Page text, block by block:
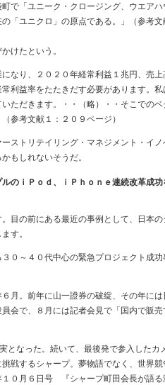
で「ユニーク・クロージング、ウエア
「ユニクロ」の原点である。」（参考文
けたという。
なり、２０２０年経常利益１兆円、売
利益率をたたきだす必要があります。
ただきます。・・（略）・・そこでの
参考文献１：２０９ページ）
ストリテイリング・マネジメント・イノ
もしれないそうだ。
のｉＰｏｄ、ｉＰｈｏｎｅ連続改革成
目の前にある最近の事例として、日本の
す。
０～４０代中心の緊急プロジェクト成功
月。前年に山一證券の破綻、その年に
会で、８月には記者会見で「国内で販売
なった。続いて、最後発で参入したカ
戦するシャープ。夢物語でなく、世界
０月６日号 『シャープ町田会長が語る